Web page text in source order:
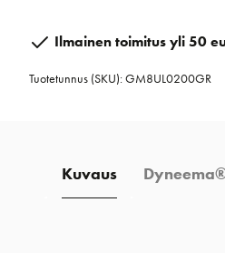
mm Ilmainen toimitus yli 50
Tuotetunnus (SKU):GM8UL0200GR
Kuvaus